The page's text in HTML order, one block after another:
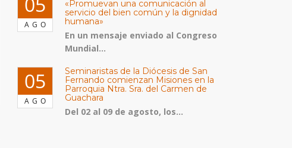
AGO
«Promuevan una comunicación al
servicio del bien común y la dignidad
humana»
En un mensaje enviado al Congreso
Mundial...
05
AGO
Seminaristas de la Diócesis de San
Fernando comienzan Misiones en la
Parroquia Ntra. Sra. del Carmen de
Guachara
Del 02 al 09 de agosto, los...